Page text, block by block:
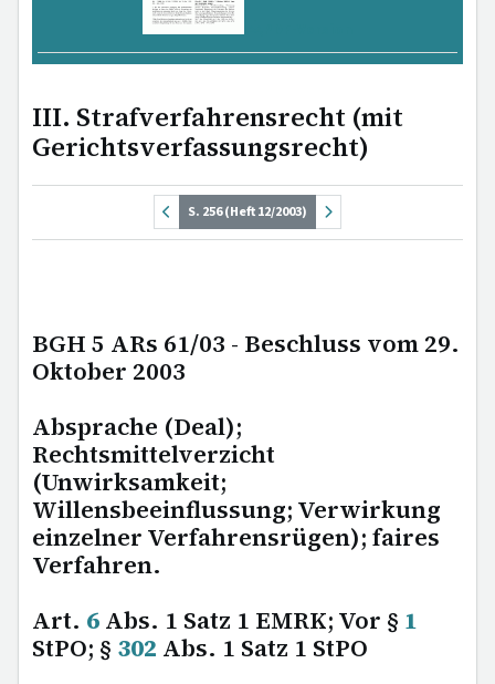
III. Strafverfahrensrecht (mit
Gerichtsverfassungsrecht)
S. 256 (Heft 12/2003)
BGH 5 ARs 61/03 - Beschluss vom 29.
Oktober 2003
Absprache (Deal);
Rechtsmittelverzicht
(Unwirksamkeit;
Willensbeeinflussung; Verwirkung
einzelner Verfahrensrügen); faires
Verfahren.
Art. 6 Abs. 1 Satz 1 EMRK; Vor § 1
StPO; § 302 Abs. 1 Satz 1 StPO